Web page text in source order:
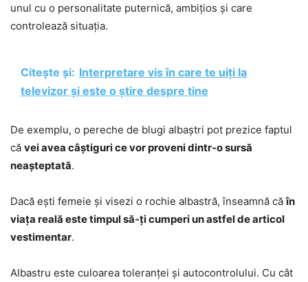
unul cu o personalitate puternică, ambițios și care
controlează situația.
Citește și: Interpretare vis în care te uiți la
televizor și este o știre despre tine
De exemplu, o pereche de blugi albaștri pot prezice faptul
că vei avea câștiguri ce vor proveni dintr-o sursă
neașteptată.
Dacă ești femeie și visezi o rochie albastră, înseamnă căîn
viața reală este timpul să-ți cumperi un astfel de articol
vestimentar.
Albastru este culoarea toleranței și autocontrolului. Cu cât